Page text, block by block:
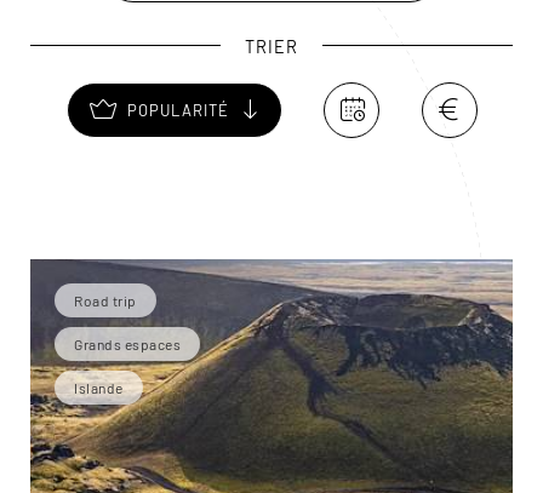
N’ayez crainte de manquer d’eau chaude : une source
géothermale fournit toute l’île !
TRIER
POPULARITÉ
Road trip
Grands espaces
Islande